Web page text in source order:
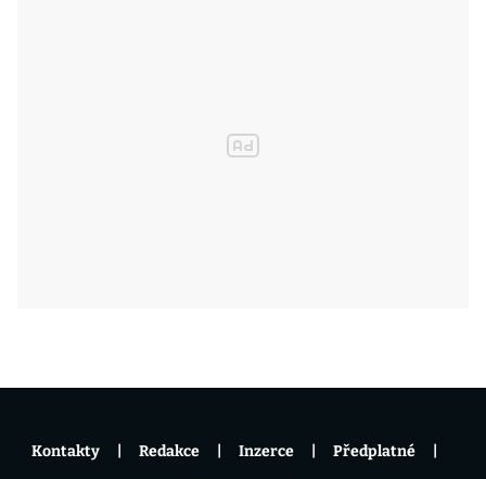
Kontakty Redakce Inzerce Předplatné